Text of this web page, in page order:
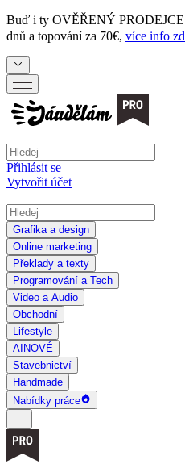
Buď i ty OVĚŘENÝ PRODEJCE
dnů a topování za 70€, více info
Přihlásit se
Vytvořit účet
Grafika a design
Online marketing
Překlady a texty
Programování a Tech
Video a Audio
Obchodní
Lifestyle
AI NOVÉ
Stavebnictví
Handmade
Nabídky práce